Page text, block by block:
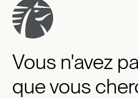
Vous n'avez
que vous